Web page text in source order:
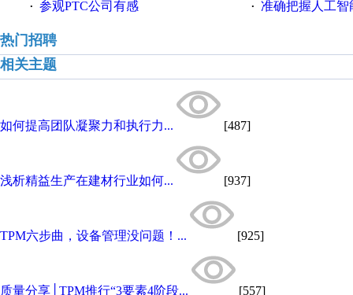
· 参观PTC公司有感 · 准确把握人工
热门招聘
相关主题
如何提高团队凝聚力和执行力... [487]
浅析精益生产在建材行业如何... [937]
TPM六步曲，设备管理没问题！... [925]
质量分享│TPM推行“3要素4阶段... [557]